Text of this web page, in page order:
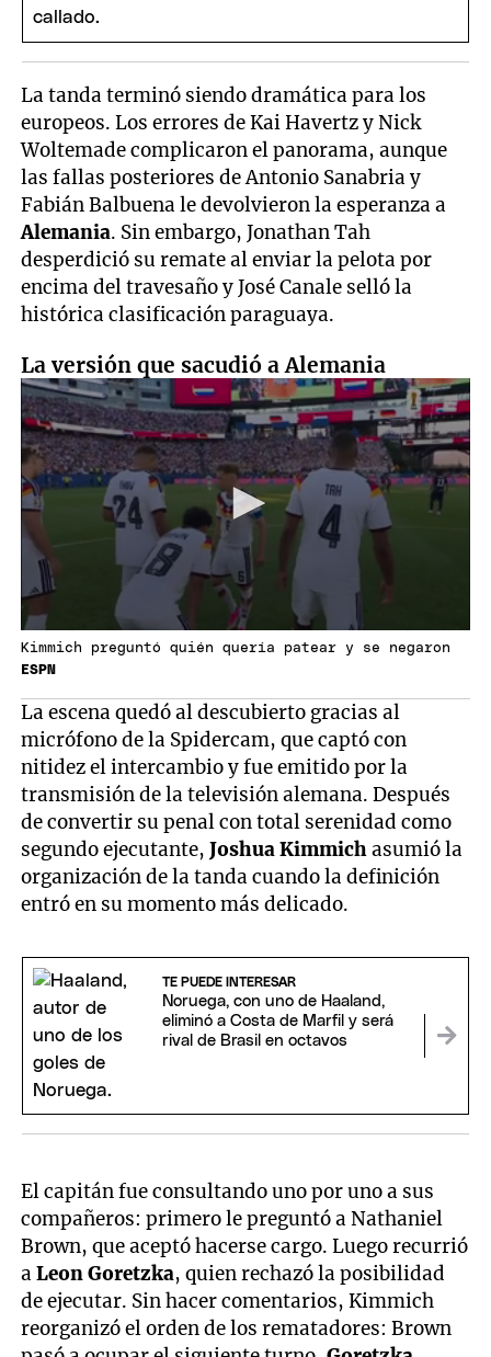
La tanda terminó siendo dramática para los
europeos. Los errores de Kai Havertz y Nick
Woltemade complicaron el panorama, aunque
las fallas posteriores de Antonio Sanabria y
Fabián Balbuena le devolvieron la esperanza a
Alemania. Sin embargo, Jonathan Tah
desperdició su remate al enviar la pelota por
encima del travesaño y José Canale selló la
histórica clasificación paraguaya.
La versión que sacudió a Alemania
Kimmich preguntó quién quería patear y se negaron
ESPN
La escena quedó al descubierto gracias al
micrófono de la Spidercam, que captó con
nitidez el intercambio y fue emitido por la
transmisión de la televisión alemana. Después
de convertir su penal con total serenidad como
segundo ejecutante, Joshua Kimmichasumió la
organización de la tanda cuando la definición
entró en su momento más delicado.
TE PUEDE INTERESAR
Noruega, con uno de Haaland,
eliminó a Costa de Marfil y será
rival de Brasil en octavos
El capitán fue consultando uno por uno a sus
compañeros: primero le preguntó a Nathaniel
Brown, que aceptó hacerse cargo. Luego recurrió
aLeon Goretzka, quien rechazó la posibilidad
de ejecutar. Sin hacer comentarios, Kimmich
reorganizó el orden de los rematadores: Brown